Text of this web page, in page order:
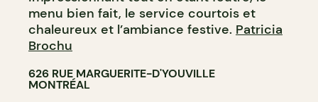
menu bien fait, le service courtois et
chaleureux et l’ambiance festive. Patricia
Brochu
626 RUE MARGUERITE-D'YOUVILLE
MONTRÉAL